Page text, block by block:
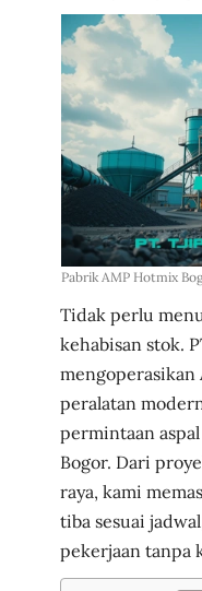
Pabrik AMP Hotmix
Tidak perlu
kehabisan stok.
mengoperasikan
peralatan
permintaan
Bogor. Dari
raya, kami
tiba sesuai
pekerjaan tanpa